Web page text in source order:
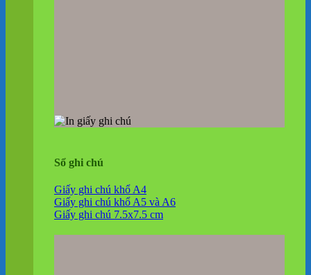
Sổ ghi chú
Giấy ghi chú khổ A4
Giấy ghi chú khổ A5 và A6
Giấy ghi chú 7.5x7.5 cm